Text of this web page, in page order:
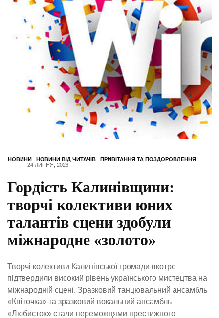
НОВИНИ НОВИНИ ВІД ЧИТАЧІВ
ПРИВІТАННЯ ТА ПОЗДОРОВЛЕННЯ
24 ЛИПНЯ, 2026
Гордість Калинівщини:
творчі колективи юних
талантів сцени здобули
міжнародне «золото»
Творчі колективи Калинівської громади вкотре
підтвердили високий рівень українського мистецтва на
міжнародній сцені. Зразковий танцювальний ансамбль
«Квіточка» та зразковий вокальний ансамбль
«Любисток» стали переможцями престижного